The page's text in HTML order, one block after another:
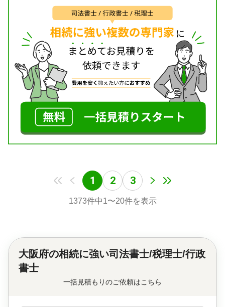
1 2 3
1373件中1〜20件を表示
大阪府の相続に強い司法書士/税理士/行政
書士
一括見積もりのご依頼はこちら